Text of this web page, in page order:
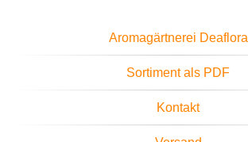
Aromagärtnerei Deaflora
Sortiment als PDF
Kontakt